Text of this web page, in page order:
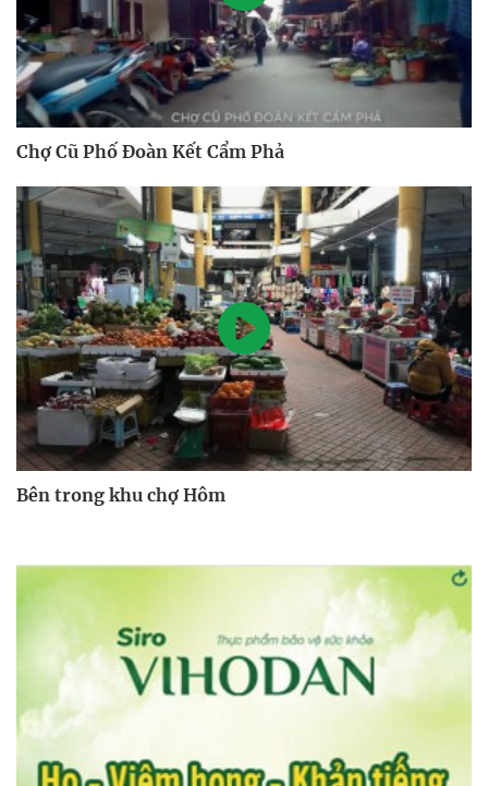
Chợ Cũ Phố Đoàn Kết Cẩm Phả
Bên trong khu chợ Hôm